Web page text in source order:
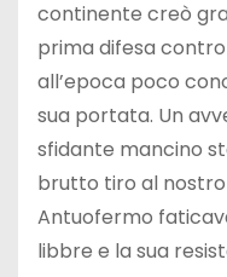
continente creò
prima difesa
all’epoca poco
sua portata. Un
sfidante mancino
brutto tiro al nostro
Antuofermo
libbre e la sua